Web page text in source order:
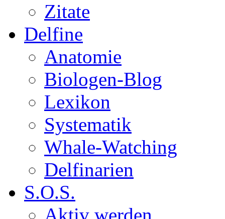
Zitate
Delfine
Anatomie
Biologen-Blog
Lexikon
Systematik
Whale-Watching
Delfinarien
S.O.S.